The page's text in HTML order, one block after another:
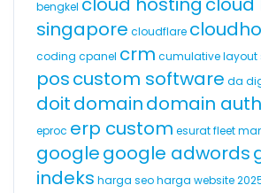
bengkel
singapore cloudflare
coding cpanel crm cumulative layout
poscustom software da
doitdomaindomain
eproc erp custom esuratfleet
googlegoogle adwords
indeks harga seoharga website